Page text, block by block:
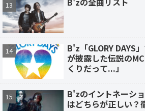
B'z「GLORY DAYS
が披露した伝説の
くりだって...」
B'zのイントネーショ
はどちらが正しい？